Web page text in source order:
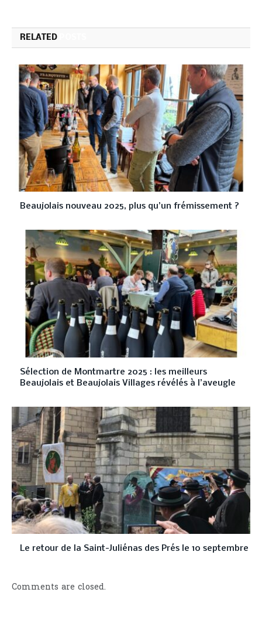
RELATED
Beaujolais nouveau 2025, plus qu’un frémissement ?
Sélection de Montmartre 2025 : les meilleurs
Beaujolais et Beaujolais Villages révélés à l’aveugle
Le retour de la Saint-Juliénas des Prés le 10 septembre
Comments are closed.